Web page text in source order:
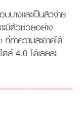
บางและเป็นสิวง่าย
มีตัวช่วยอย่าง
ำความสะอาดได้
ล์ 4.0 ได้เลยล่ะ